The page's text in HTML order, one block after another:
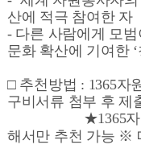
산에 적극 참여한 자
- 다른 사람에게 모
문화 확산에 기여한 ‘
□ 추천방법 : 1365자
구비서류 첨부 후 제
★1365자원
해서만 추천 가능 ※